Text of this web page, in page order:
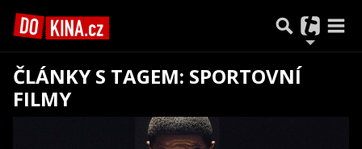
ČLÁNKY S TAGEM: SPORTOVNÍ
FILMY